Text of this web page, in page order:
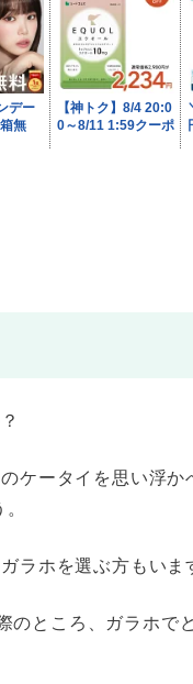
ケータイを思い浮
ラホを選ぶ方もいま
ところ、ガラホで